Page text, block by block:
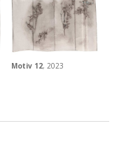
Motiv 12, 2023